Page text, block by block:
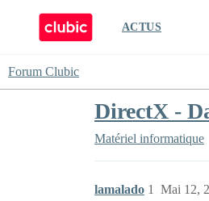
ACTUS
Forum Clubic
DirectX -
Matériel informatique
lamalado Mai 12,
1